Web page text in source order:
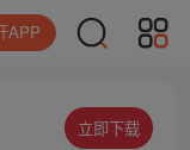
APP
立即下载